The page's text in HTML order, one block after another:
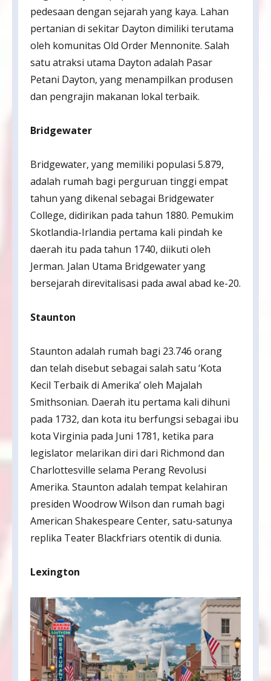
pedesaan dengan sejarah yang kaya. Lahan
pertanian di sekitar Dayton dimiliki terutama
oleh komunitas Old Order Mennonite. Salah
satu atraksi utama Dayton adalah Pasar
Petani Dayton, yang menampilkan produsen
dan pengrajin makanan lokal terbaik.
Bridgewater
Bridgewater, yang memiliki populasi 5.879,
adalah rumah bagi perguruan tinggi empat
tahun yang dikenal sebagai Bridgewater
College, didirikan pada tahun 1880. Pemukim
Skotlandia-Irlandia pertama kali pindah ke
daerah itu pada tahun 1740, diikuti oleh
Jerman. Jalan Utama Bridgewater yang
bersejarah direvitalisasi pada awal abad ke-20.
Staunton
Staunton adalah rumah bagi 23.746 orang
dan telah disebut sebagai salah satu ‘Kota
Kecil Terbaik di Amerika’ oleh Majalah
Smithsonian. Daerah itu pertama kali dihuni
pada 1732, dan kota itu berfungsi sebagai ibu
kota Virginia pada Juni 1781, ketika para
legislator melarikan diri dari Richmond dan
Charlottesville selama Perang Revolusi
Amerika. Staunton adalah tempat kelahiran
presiden Woodrow Wilson dan rumah bagi
American Shakespeare Center, satu-satunya
replika Teater Blackfriars otentik di dunia.
Lexington